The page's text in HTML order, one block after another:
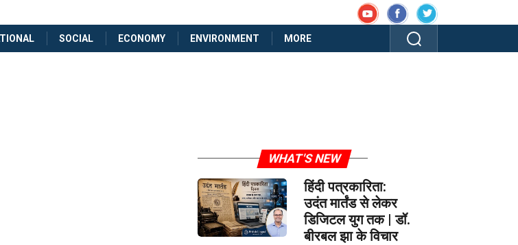
SOCIAL ECONOMY ENVIRONMENT MORE
WHAT'S NEW
हिंदी पत्रकारिता:
उदंत मार्तंड से लेकर
डिजिटल युग तक | डॉ.
बीरबल झा के विचार